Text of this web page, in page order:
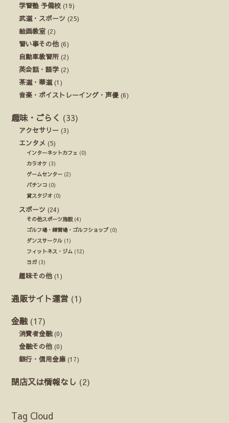
学習塾 予備校 (19)
武道・スポーツ (25)
絵画教室 (2)
習い事その他 (6)
自動車教習所(2)
英会話・語学 (2)
茶道・華道(1)
音楽・ボイストレーイング・声優 (6)
趣味・ごらく (33)
アクセサリー (3)
エンタメ (5)
インターネットカフェ (0)
カラオケ (3)
ゲームセンター (2)
パチンコ (0)
貸スタジオ (0)
スポーツ (24)
その他スポーツ施設(4)
ゴルフ場・練習場・ゴルフショップ(0)
ダンスサークル (1)
フィットネス・ジム (12)
ヨガ (3)
趣味その他 (1)
通販サイト運営 (1)
金融 (17)
消費者金融(0)
金融その他 (0)
銀行・信用金庫 (17)
閉店又は情報なし (2)
Tag Cloud